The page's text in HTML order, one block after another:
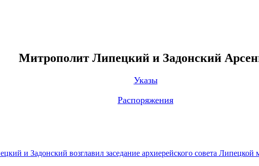
Митрополит Липецкий и Задонский
Указы
Распоряжения
и Задонский возглавил заседание архиерейского совета Липецкой